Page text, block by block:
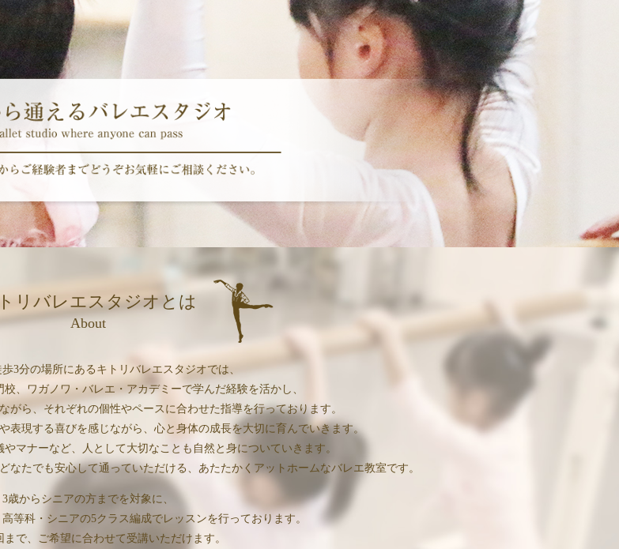
リバレエスタジオとは
About
3分の場所にあるキトリバレエスタジオでは、
、ワガノワ・バレエ・アカデミーで学んだ経験を活かし、
がら、それぞれの個性やペースに合わせた指導を行っております。
表現する喜びを感じながら、心と身体の成長を大切に育んでいきます。
マナーなど、人として大切なことも自然と身についていきます。
なたでも安心して通っていただける、あたたかくアットホームなバレエ教室です。
3歳からシニアの方までを対象に、
等科・シニアの5クラス編成でレッスンを行っております。
まで、ご希望に合わせて受講いただけます。